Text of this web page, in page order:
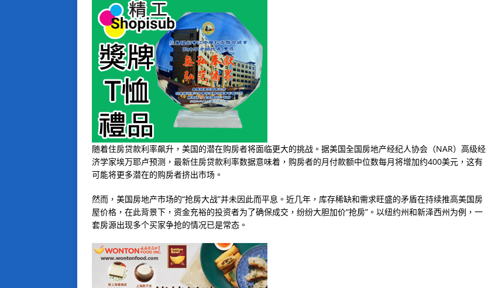
随着住房贷款利率飙升，美国的潜在购房者将面临更大的挑战。据美国全国房地产经纪人协会（NAR）高级经
济学家埃万耶卢预测，最新住房贷款利率数据意味着，购房者的月付款额中位数每月将增加约400美元，这有
可能将更多潜在的购房者挤出市场。
然而，美国房地产市场的“抢房大战”并未因此而平息。近几年，库存稀缺和需求旺盛的矛盾在持续推高美国房
屋价格，在此背景下，资金充裕的投资者为了确保成交，纷纷大胆加价“抢房”。以纽约州和新泽西州为例，一
套房源出现多个买家争抢的情况已是常态。